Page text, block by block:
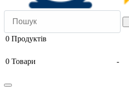
0 Продуктів
0 Товари -